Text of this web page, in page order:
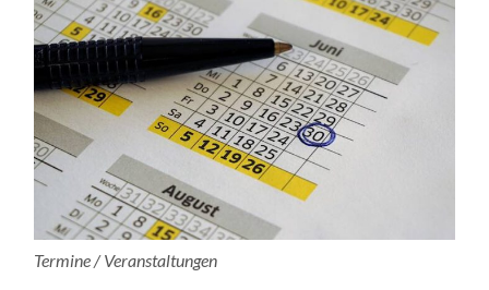
Termine / Veranstaltungen